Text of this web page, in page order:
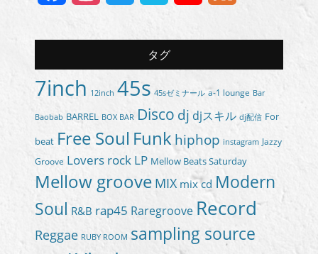
タグ
7inch 12inch 45s 45sゼミナール a-1 lounge Bar
Baobab BARREL BOX BAR Disco dj djスキル dj配信 For
beat Free Soul Funk hiphop instagram Jazzy
Groove Lovers rock LP Mellow Beats Saturday
Mellow groove MIX mix cd Modern
Soul R&B rap45 Raregroove Record
Reggae RUBY ROOM sampling source